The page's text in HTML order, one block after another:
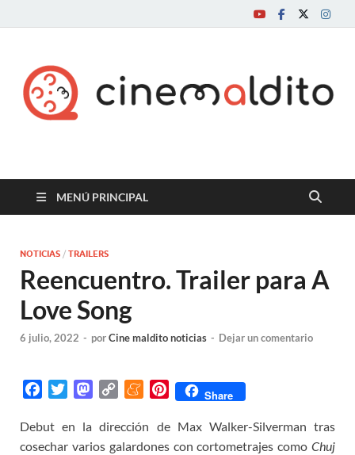
Cine maldito
MENÚ PRINCIPAL
NOTICIAS / TRAILERS
Reencuentro. Trailer para A
Love Song
6 julio, 2022 - porCine maldito noticias - Dejar un comentario
c
e
i
t
M
t
p
y
M
n
e
P
n
t
Share
Debut en la dirección de Max Walker-Silverman tras
cosechar varios galardones con cortometrajes como Chuj